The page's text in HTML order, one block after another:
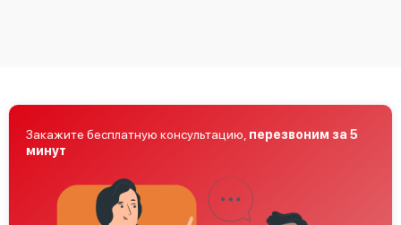
Закажите бесплатную консультацию, перезвоним за 5
минут